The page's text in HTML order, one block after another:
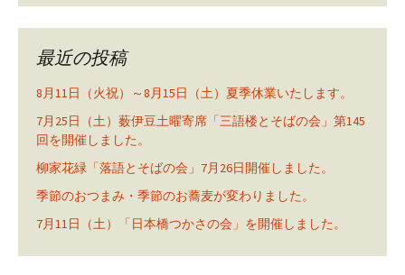
最近の投稿
8月11日（火祝）～8月15日（土）夏季休業いたします。
7月25日（土）薮伊豆土曜寄席「三語楼とそばの会」第145
回を開催しました。
柳家花緑「落語とそばの会」7月26日開催しました。
季節のおつまみ・季節のお蕎麦が変わりました。
7月11日（土）「日本橋つかさの会」を開催しました。